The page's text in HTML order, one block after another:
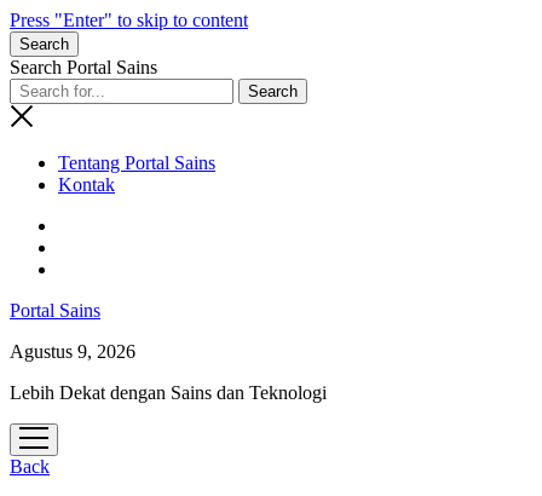
Press "Enter" to skip to content
Search
Search Portal Sains
Tentang Portal Sains
Kontak
Portal Sains
Agustus 9, 2026
Lebih Dekat dengan Sains dan Teknologi
open
menu
Back